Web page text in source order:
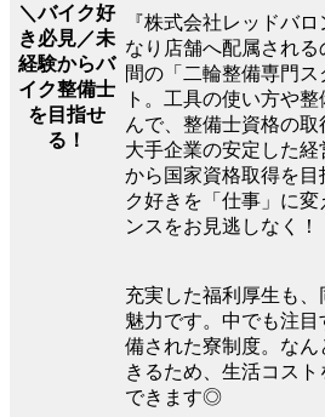
＼バイク好
き必見／未
経験からバ
イク整備士
を目指せ
る！
『株式会社レッドバ
なり店舗へ配属される
間の「二輪整備専門
ト。工具の使い方や
んで、整備士資格の
大手企業の安定した
から国家資格取得を目
ク好きを「仕事」に
ンスをお見逃しなく！
充実した福利厚生も
魅力です。中でも注
備された寮制度。なん
きるため、生活コス
できます◎